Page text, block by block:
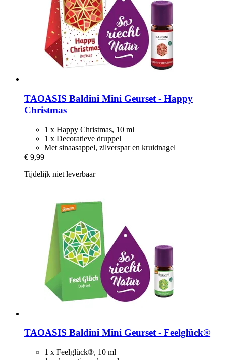
TAOASIS Baldini Mini Geurset -​ Happy
Christmas
1 x Happy Christmas, 10 ml
1 x Decoratieve druppel
Met sinaasappel, zilverspar en kruidnagel
€ 9,99
Tijdelijk niet leverbaar
TAOASIS Baldini Mini Geurset -​ Feelglück®
1 x Feelglück®, 10 ml